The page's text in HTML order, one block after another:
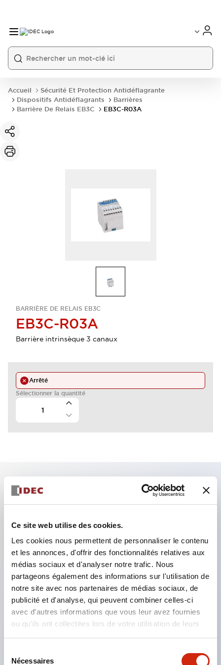
Ce site web utilise des cookies.
Les cookies nous permettent de personnaliser le contenu
et les annonces, d'offrir des fonctionnalités relatives aux
médias sociaux et d'analyser notre trafic. Nous
partageons également des informations sur l'utilisation de
notre site avec nos partenaires de médias sociaux, de
publicité et d'analyse, qui peuvent combiner celles-ci
avec d'autres informations que vous leur avez fournies
ou qu'ils ont collectées lors de votre utilisation de leurs
Nécessaires
Accueil
Sécurité Et Protection Antidéflagrante
Dispositifs Antidéflagrants
Barrières
Barrière De Relais EB3C
EB3C-R03A
BARRIÈRE DE RELAIS EB3C
EB3C-R03A
Barrière intrinsèque 3 canaux
Arrêté
Sélectionner la quantité
Caractéristiques clés
Emplacements Zone 0 / Classe I Division 1
Conforme IEC60079
Interrupteurs à contact sec avec une résistance de
contact maximale de 0,5&Omega peuvent être
connectés à l'EB3C
Types 8 et 16 circuits disponibles dans les types de
câblage courants
Idéal pour la connexion aux automates
programmables (PLC)
Tension d'alimentation AC universelle (100 à 240V